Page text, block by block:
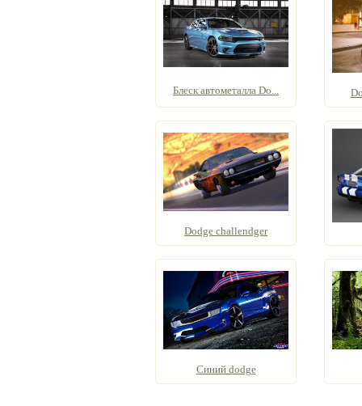
Блеск автометалла Do...
Dodge challendger
Синий dodge